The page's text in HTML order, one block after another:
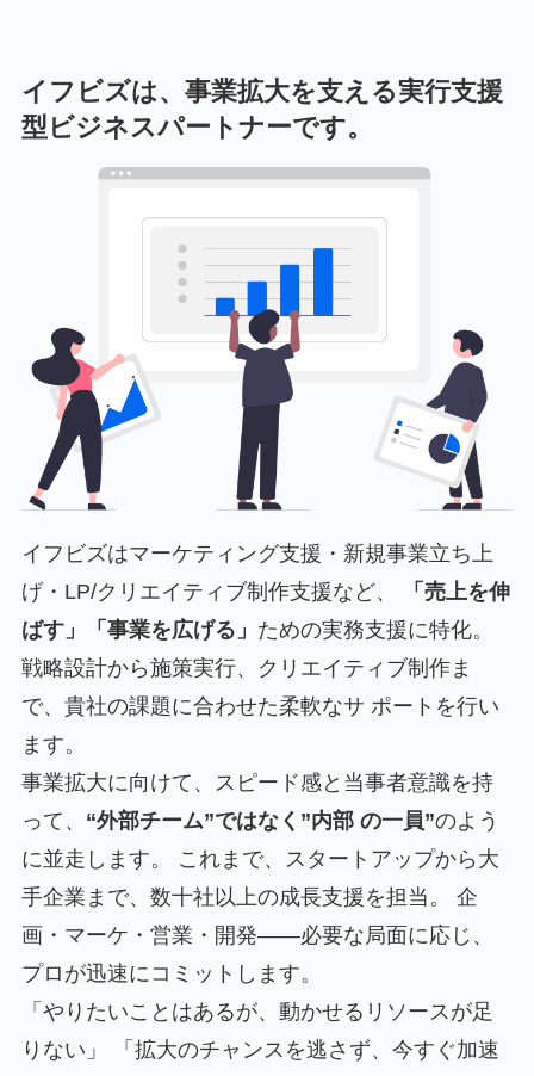
イフビズは、事業拡大を支える実行支援
型ビジネスパートナーです。
イフビズはマーケティング支援・新規事業立ち上
げ・LP/クリエイティブ制作支援など、
「売上を伸
ばす」「事業を広げる」 ための実務支援に特化。
戦略設計から施策実行、クリエイティブ制作ま
で、貴社の課題に合わせた柔軟なサ ポートを行い
ます。
事業拡大に向けて、スピード感と当事者意識を持
って、 “外部チーム”ではなく”内部 の一員”のよう
に並走します。 これまで、スタートアップから大
手企業まで、数十社以上の成長支援を担当。 企
画・マーケ・営業・開発――必要な局面に応じ、
プロが迅速にコミットします。
「やりたいことはあるが、動かせるリソースが足
りない」 「拡大のチャンスを逃さず、今すぐ加速